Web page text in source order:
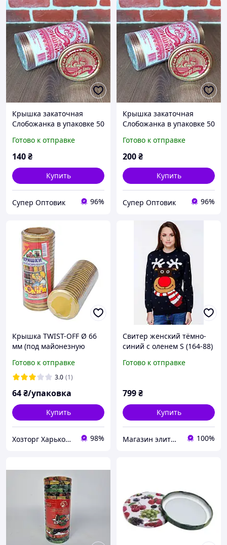
Крышка закаточная
Слобожанка в упаковке 50
Готово к отправке
140₴
Купить
Супер Оптовик 96%
Крышка закаточная
Слобожанка в упаковке 50
Готово к отправке
200₴
Купить
Супер Оптовик 96%
Крышка TWIST-OFF Ø 66
мм (под майонезную
уп (Полинка)
Готово к отправке
3.0 (1)
64₴/упаковка
Купить
Хозторг Харьков 2 - товары для дома от украинских производителей 98%
Свитер женский тёмно-
синий с оленем S (164-88)
Готово к отправке
799₴
Купить
Магазин элитной парфюмерии и косметики "Престиж" 100%